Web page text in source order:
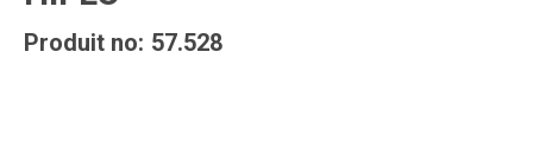
Produit no: 57.528